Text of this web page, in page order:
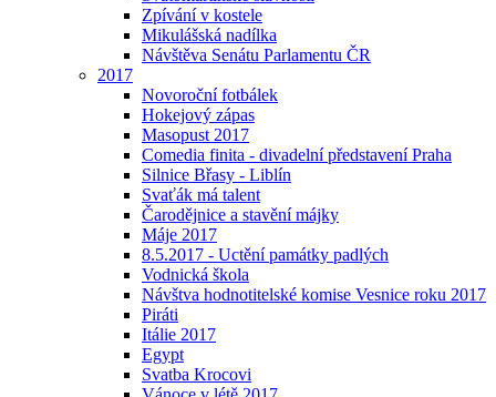
Zpívání v kostele
Mikulášská nadílka
Návštěva Senátu Parlamentu ČR
2017
Novoroční fotbálek
Hokejový zápas
Masopust 2017
Comedia finita - divadelní představení Praha
Silnice Břasy - Liblín
Svaťák má talent
Čarodějnice a stavění májky
Máje 2017
8.5.2017 - Uctění památky padlých
Vodnická škola
Návštva hodnotitelské komise Vesnice roku 2017
Piráti
Itálie 2017
Egypt
Svatba Krocovi